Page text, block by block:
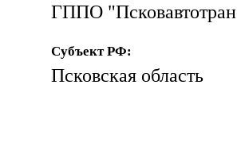
ГППО
Субъект РФ:
Псковская область